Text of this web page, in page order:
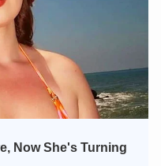
CỦA
sẵn sàng hỗ trợ!